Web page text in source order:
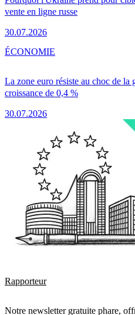
vente en ligne russe
30.07.2026
La zone euro résiste au choc de la
croissance de 0,4 %
30.07.2026
ÉCONOMIE
Rapporteur
Notre newsletter gratuite phare,